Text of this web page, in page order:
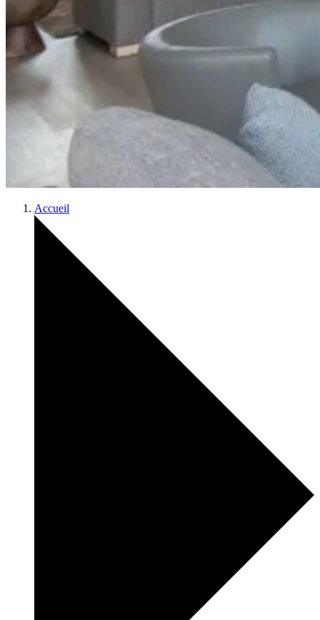
Accueil